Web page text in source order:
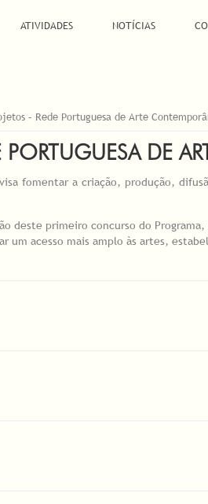
ATIVIDADES NOTÍCIAS
– Rede Portuguesa de Arte
DE
fomentar a criação, produção,
deste primeiro concurso do
acesso mais amplo às artes,